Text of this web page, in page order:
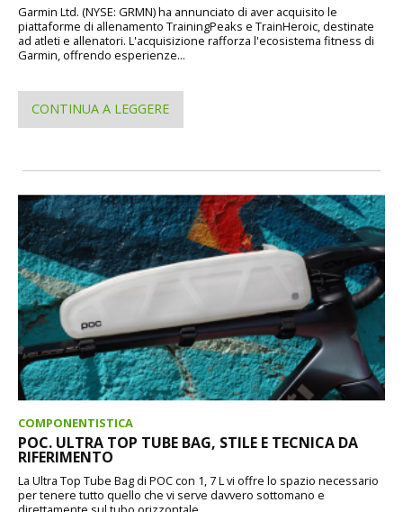
Garmin Ltd. (NYSE: GRMN) ha annunciato di aver acquisito le
piattaforme di allenamento TrainingPeaks e TrainHeroic, destinate
ad atleti e allenatori. L'acquisizione rafforza l'ecosistema fitness di
Garmin, offrendo esperienze...
CONTINUA A LEGGERE
COMPONENTISTICA
POC. ULTRA TOP TUBE BAG, STILE E TECNICA DA
RIFERIMENTO
La Ultra Top Tube Bag di POC con 1, 7 L vi offre lo spazio necessario
per tenere tutto quello che vi serve davvero sottomano e